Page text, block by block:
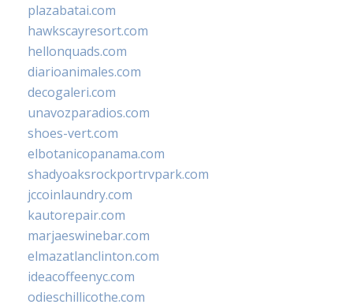
plazabatai.com
hawkscayresort.com
hellonquads.com
diarioanimales.com
decogaleri.com
unavozparadios.com
shoes-vert.com
elbotanicopanama.com
shadyoaksrockportrvpark.com
jccoinlaundry.com
kautorepair.com
marjaeswinebar.com
elmazatlanclinton.com
ideacoffeenyc.com
odieschillicothe.com